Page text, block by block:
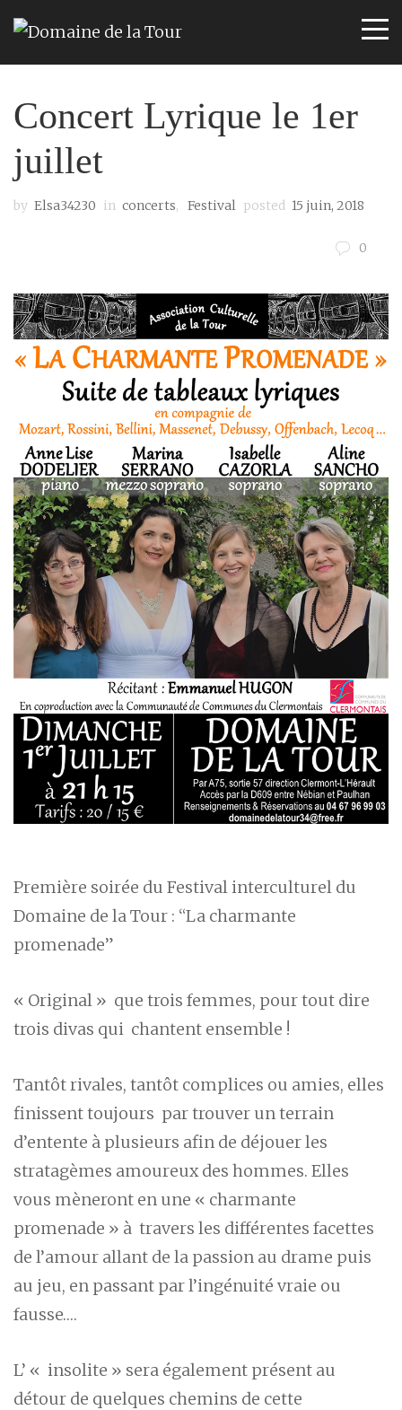
Concert Lyrique le 1er
juillet
by Elsa34230 in concerts, Festival posted 15 juin, 2018
0
Première soirée du Festival interculturel du
Domaine de la Tour : “La charmante
promenade”
« Original » que trois femmes, pour tout dire
trois divas qui chantent ensemble !
Tantôt rivales, tantôt complices ou amies, elles
finissent toujours par trouver un terrain
d’entente à plusieurs afin de déjouer les
stratagèmes amoureux des hommes. Elles
vous mèneront en une « charmante
promenade » à travers les différentes facettes
de l’amour allant de la passion au drame puis
au jeu, en passant par l’ingénuité vraie ou
fausse….
L’ « insolite » sera également présent au
détour de quelques chemins de cette